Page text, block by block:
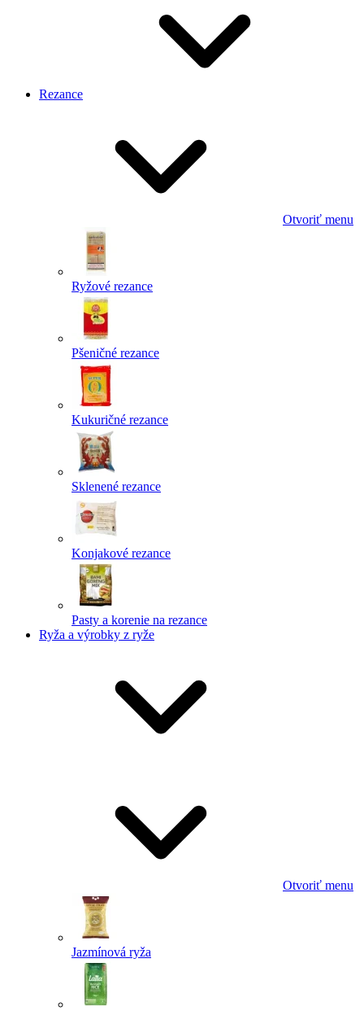
Rezance
Otvoriť menu
Ryžové rezance
Pšeničné rezance
Kukuričné rezance
Sklenené rezance
Konjakové rezance
Pasty a korenie na rezance
Ryža a výrobky z ryže
Otvoriť menu
Jazmínová ryža